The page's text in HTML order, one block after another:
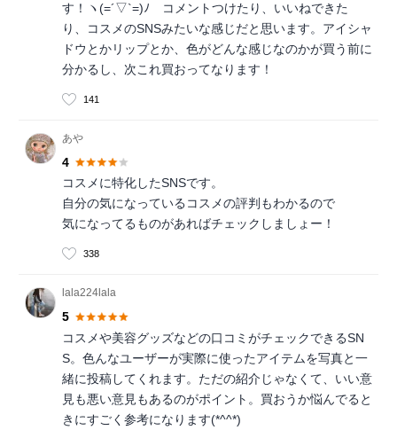
す！ヽ(=´▽`=)ﾉ コメントつけたり、いいねできた
り、コスメのSNSみたいな感じだと思います。アイシャ
ドウとかリップとか、色がどんな感じなのかが買う前に
分かるし、次これ買おってなります！
141
あや
4
コスメに特化したSNSです。
自分の気になっているコスメの評判もわかるので
気になってるものがあればチェックしましょー！
338
lala224lala
5
コスメや美容グッズなどの口コミがチェックできるSN
S。色んなユーザーが実際に使ったアイテムを写真と一
緒に投稿してくれます。ただの紹介じゃなくて、いい意
見も悪い意見もあるのがポイント。買おうか悩んでると
きにすごく参考になります(*^^*)